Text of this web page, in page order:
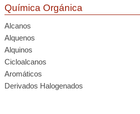
Química Orgánica
Alcanos
Alquenos
Alquinos
Cicloalcanos
Aromáticos
Derivados Halogenados